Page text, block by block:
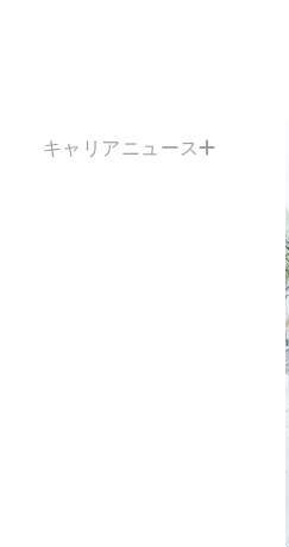
キャリアニュース